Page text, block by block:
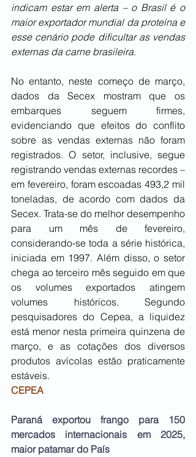
indicam estar em alerta – o Brasil é o
maior exportador mundial da proteína e
esse cenário pode dificultar as vendas
externas da carne brasileira.
No entanto, neste começo de março,
dados da Secex mostram que os
embarques seguem firmes,
evidenciando que efeitos do conflito
sobre as vendas externas não foram
registrados. O setor, inclusive, segue
registrando vendas externas recordes –
em fevereiro, foram escoadas 493,2 mil
toneladas, de acordo com dados da
Secex. Trata-se do melhor desempenho
para um mês de fevereiro,
considerando-se toda a série histórica,
iniciada em 1997. Além disso, o setor
chega ao terceiro mês seguido em que
os volumes exportados atingem
volumes históricos. Segundo
pesquisadores do Cepea, a liquidez
está menor nesta primeira quinzena de
março, e as cotações dos diversos
produtos avícolas estão praticamente
estáveis.
CEPEA
Paraná exportou frango para 150
mercados internacionais em 2025,
maior patamar do País